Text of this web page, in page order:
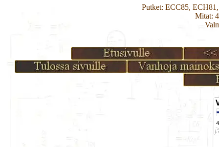
Putket: ECC85,
Mitat: